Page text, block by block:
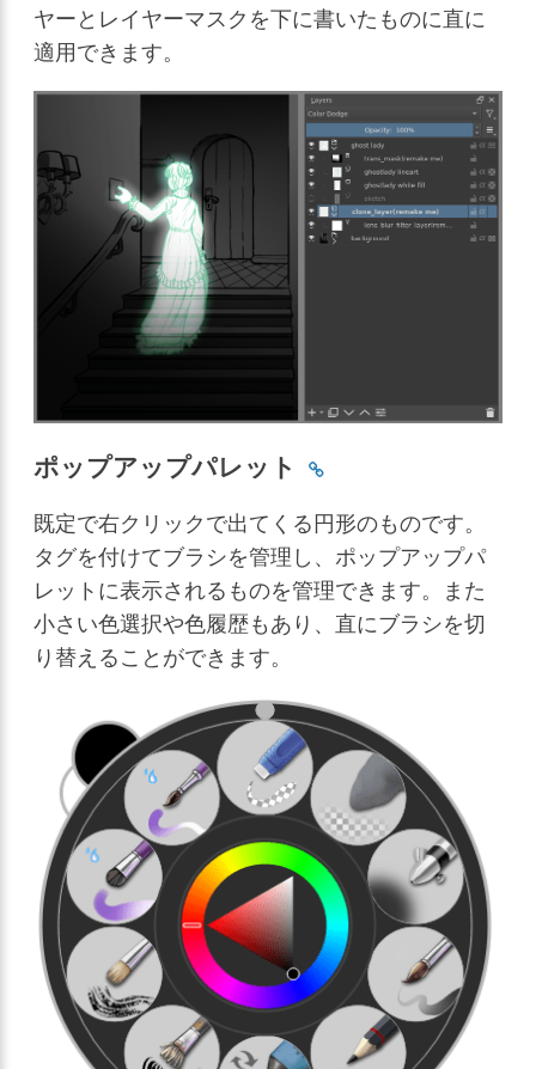
ヤーとレイヤーマスクを下に書いたものに直に
適用できます。
ポップアップパレット
既定で右クリックで出てくる円形のものです。
タグを付けてブラシを管理し、ポップアップパ
レットに表示されるものを管理できます。また
小さい色選択や色履歴もあり、直にブラシを切
り替えることができます。